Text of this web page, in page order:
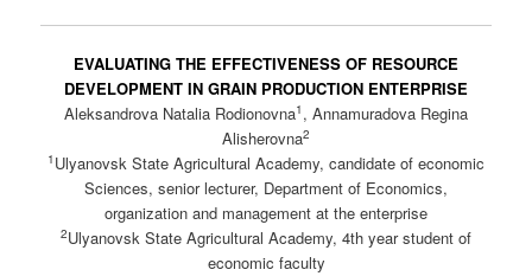
EVALUATING THE EFFECTIVENESS OF RESOURCE
DEVELOPMENT IN GRAIN PRODUCTION ENTERPRISE
Aleksandrova Natalia Rodionovna1 , Annamuradova Regina
Alisherovna2
1 Ulyanovsk State Agricultural Academy, candidate of economic
Sciences, senior lecturer, Department of Economics,
organization and management at the enterprise
2Ulyanovsk State Agricultural Academy, 4th year student of
economic faculty